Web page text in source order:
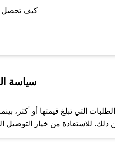
تواصل معنا عبر تويتر
أو البريد الإلكتروني،
سياسة
التي تبلغ قيمتها أو أكثر،